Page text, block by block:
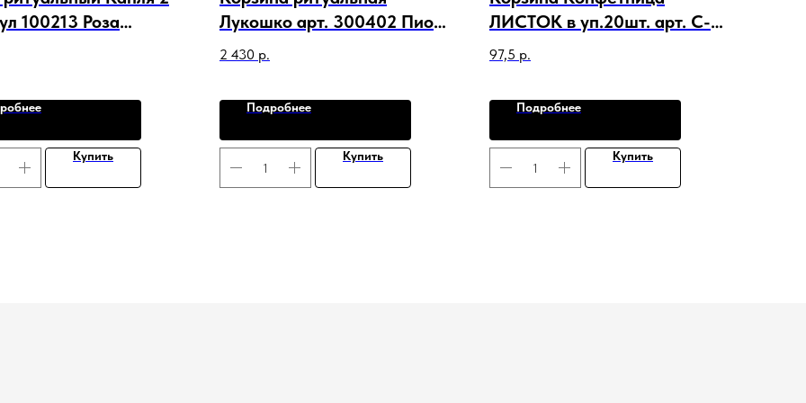
100213 Роза
Купить
Лукошко арт. 300402 Пион
Лилия Ромашка Лист Лента
2 430 р.
Подробнее
Купить
ЛИСТОК в уп.20шт. арт. C-
21061
97,5 р.
Подробнее
Купить